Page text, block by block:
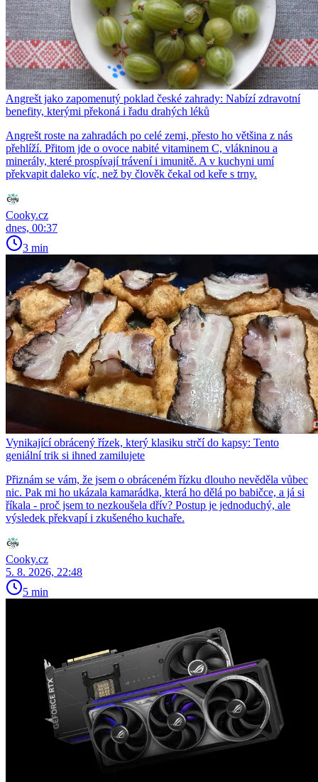
Angrešt jako zapomenutý poklad české zahrady: Nabízí zdravotní
benefity, kterými překoná i řadu drahých léků
Angrešt roste na zahradách po celé zemi, přesto ho většina z nás
přehlíží. Přitom jde o ovoce nabité vitaminem C, vlákninou a
minerály, které prospívají trávení i imunitě. A v kuchyni umí
překvapit daleko víc, než by člověk čekal od keře s trny.
Cooky.cz
dnes, 00:37
3 min
Vynikající obrácený řízek, který klasiku strčí do kapsy: Tento
geniální trik si ihned zamilujete
Přiznám se vám, že jsem o obráceném řízku dlouho nevěděla vůbec
nic. Pak mi ho ukázala kamarádka, která ho dělá po babičce, a já si
říkala - proč jsem to nezkoušela dřív? Postup je jednoduchý, ale
výsledek překvapí i zkušeného kuchaře.
Cooky.cz
5. 8. 2026, 22:48
5 min